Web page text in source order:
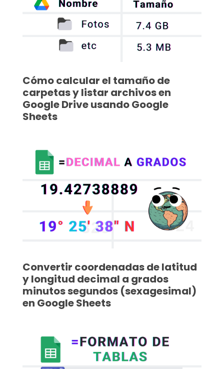
Cómo calcular el tamaño de
carpetas y listar archivos en
Google Drive usando Google
Sheets
Convertir coordenadas de latitud
y longitud decimal a grados
minutos segundos (sexagesimal)
en Google Sheets